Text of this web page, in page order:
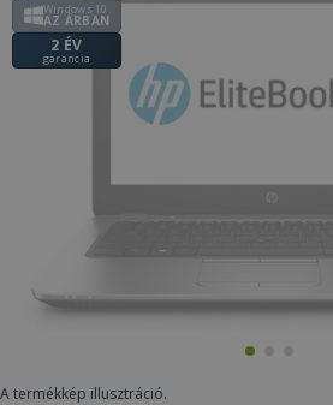
Windows 10
AZ ÁRBAN
2 ÉV
garancia
A termékkép illusztráció.